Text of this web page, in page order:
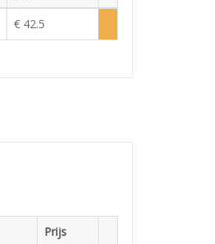
Voorraad
€ 42.5
Prijs